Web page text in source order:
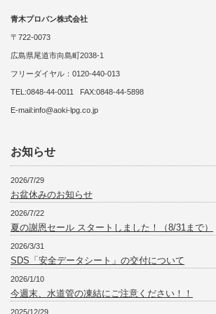
青木プロパン株式会社
〒722-0073
広島県尾道市向島町2038-1
フリーダイヤル：0120-440-013
TEL:0848-44-0011 FAX:0848-44-5898
E-mail:info@aoki-lpg.co.jp
お知らせ
2026/7/29
お盆休みのお知らせ
2026/7/22
夏の謝恩セール スタートしました！（8/31まで）
2026/3/31
SDS「安全データシート」の交付について
2026/1/10
今週末、水道管の凍結にご注意ください！！
2025/12/29